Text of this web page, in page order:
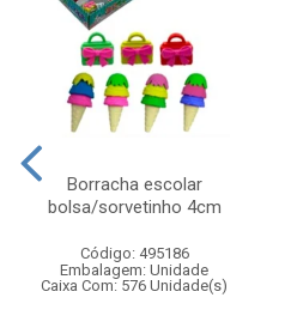
Borracha escolar
bolsa/sorvetinho 4cm
Código: 495186
Embalagem: Unidade
Caixa Com: 576 Unidade(s)